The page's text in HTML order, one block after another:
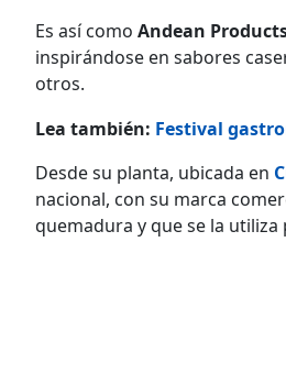
Es así como Andean
inspirándose en sabores
otros.
Lea también: Festival
Desde su planta, ubicada en
nacional, con su marca
quemadura y que se la